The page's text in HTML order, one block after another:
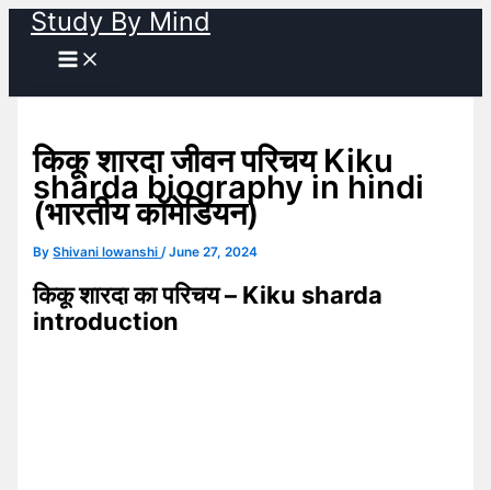
Skip
content
Study By Mind
किकू शारदा जीवन परिचय Kiku
sharda biography in hindi
(भारतीय कॉमेडियन)
ByShivani lowanshi/June 27, 2024
किकू शारदा का परिचय – Kiku sharda
introduction